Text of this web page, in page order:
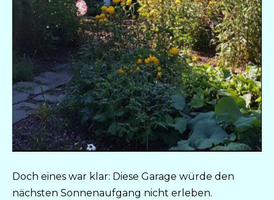
Doch eines war klar: Diese Garage würde den
nächsten Sonnenaufgang nicht erleben.